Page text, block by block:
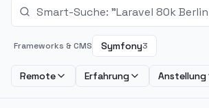
Frameworks & CMS Symfony3
Remote Erfahrung Anstellung